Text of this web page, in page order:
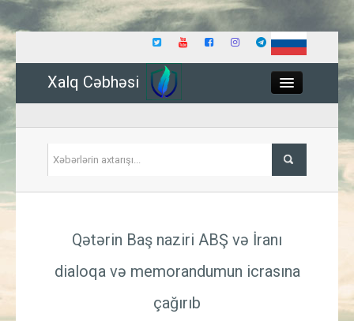
Xalq Cəbhəsi
İqtisadiyyat
Qətərin Baş naziri ABŞ və İranı
dialoqa və memorandumun icrasına
çağırıb